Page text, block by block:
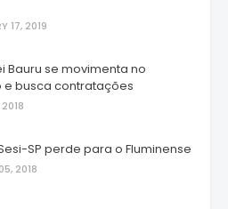
17, 2019
Bauru se movimenta no
busca contratações
2018
SP perde para o Fluminense
2018